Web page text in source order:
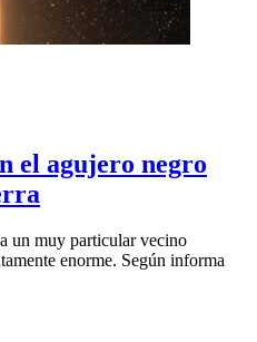
el agujero negro
un muy particular vecino
enorme. Según informa